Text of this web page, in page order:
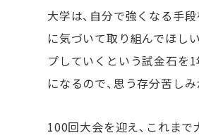
大学は、自分で強くなる手
に気づいて取り組んでほし
プしていくという試金石を
になるので、思う存分苦し
100回大会を迎え、これま